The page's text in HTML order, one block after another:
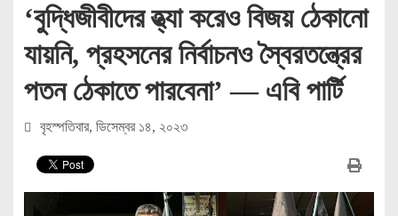
‘বুদ্ধিজীবীদের হ্ত্যা করেও বিজয় ঠেকানো
যায়নি, প্রহসনের নির্বাচনও স্বৈরতন্ত্রের
পতন ঠেকাতে পারবেনা’ — এবি পার্টি
বৃহস্পতিবার, ডিসেম্বর ১৪, ২০২৩